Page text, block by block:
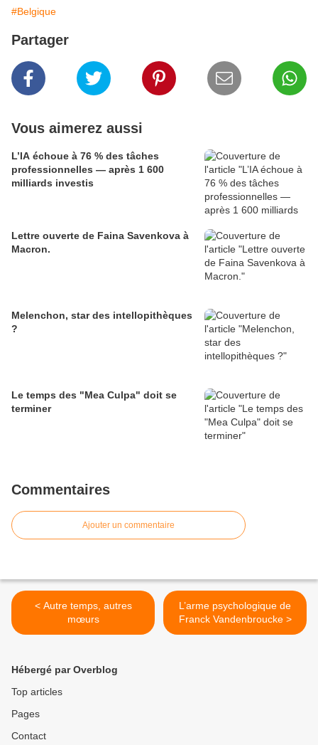
#Belgique
Partager
Vous aimerez aussi
L’IA échoue à 76 % des tâches
professionnelles — après 1 600
milliards investis
Lettre ouverte de Faina Savenkova à
Macron.
Melenchon, star des intellopithèques
?
Le temps des "Mea Culpa" doit se
terminer
Commentaires
Ajouter un commentaire
< Autre temps, autres
mœurs
L’arme psychologique de
Franck Vandenbroucke >
Hébergé par Overblog
Top articles
Pages
Contact